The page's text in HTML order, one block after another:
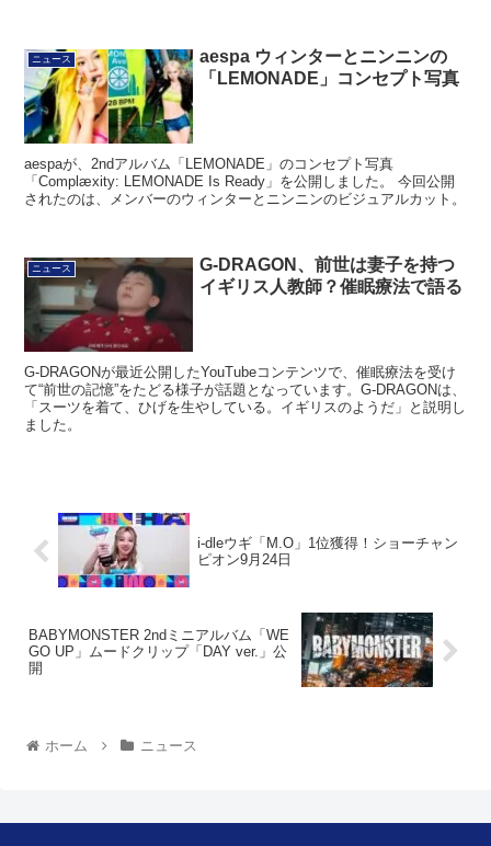
ニュース
aespa ウィンターとニンニンの
「LEMONADE」コンセプト写真
aespaが、2ndアルバム「LEMONADE」のコンセプト写真
「Complæxity: LEMONADE Is Ready」を公開しました。 今回公開
されたのは、メンバーのウィンターとニンニンのビジュアルカット。
ニュース
G-DRAGON、前世は妻子を持つ
イギリス人教師？催眠療法で語る
G-DRAGONが最近公開したYouTubeコンテンツで、催眠療法を受け
て“前世の記憶”をたどる様子が話題となっています。G-DRAGONは、
「スーツを着て、ひげを生やしている。イギリスのようだ」と説明し
ました。
i-dleウギ「M.O」1位獲得！ショーチャン
ピオン9月24日
BABYMONSTER 2ndミニアルバム「WE
GO UP」ムードクリップ「DAY ver.」公
開
ホーム ニュース